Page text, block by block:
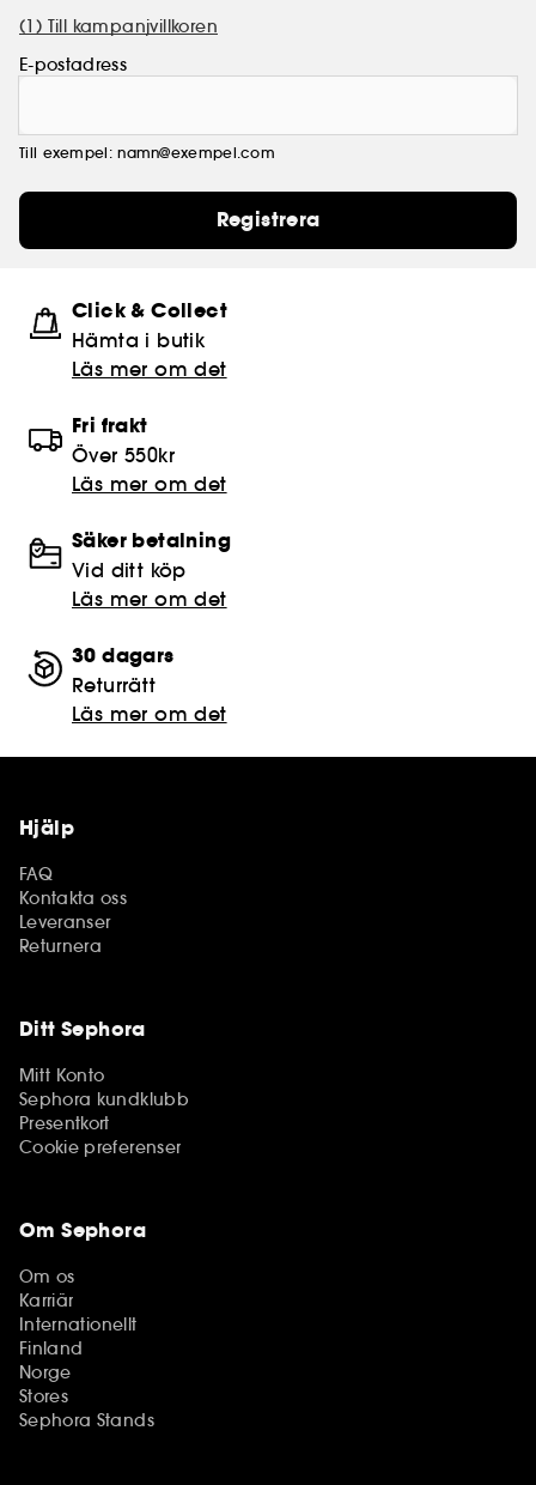
(1) Till kampanjvillkoren
E-postadress
Till exempel: namn@exempel.com
Registrera
Click & Collect
Hämta i butik​
Läs mer om det
Fri frakt
Över 550kr
Läs mer om det
Säker betalning
Vid ditt köp
Läs mer om det
30 dagars
Returrätt
Läs mer om det
Hjälp
FAQ
Kontakta oss
Leveranser
Returnera
Ditt Sephora
Mitt Konto
Sephora kundklubb
Presentkort
Cookie preferenser
Om Sephora
Om os
Karriär
Internationellt
Finland
Norge
Stores
Sephora Stands